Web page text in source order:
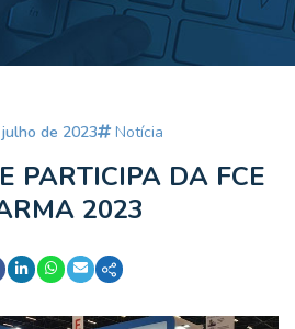
de 2023 Notícia
PARTICIPA DA FCE
2023